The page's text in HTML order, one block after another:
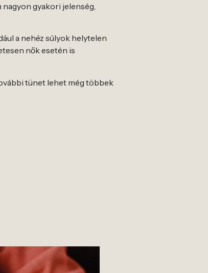
gyakori jelenség,
a nehéz súlyok helytelen
nők esetén is
tünet lehet még többek